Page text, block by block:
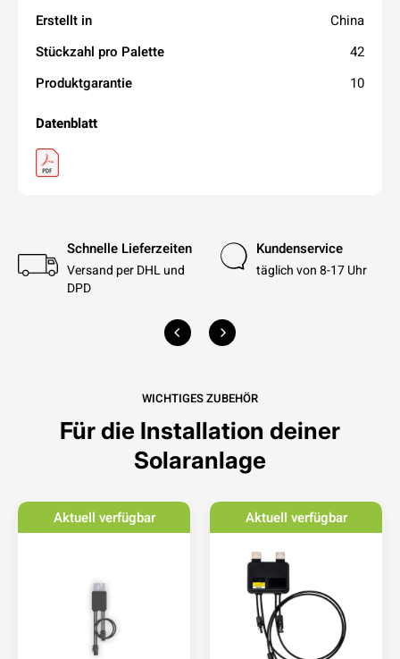
Erstellt in
China
Stückzahl pro Palette
42
Produktgarantie
10
Datenblatt
Schnelle Lieferzeiten
Versand per DHL und
DPD
Kundenservice
täglich von 8-17 Uhr
WICHTIGES ZUBEHÖR
Für die Installation deiner
Solaranlage
Aktuell verfügbar Aktuell verfügbar